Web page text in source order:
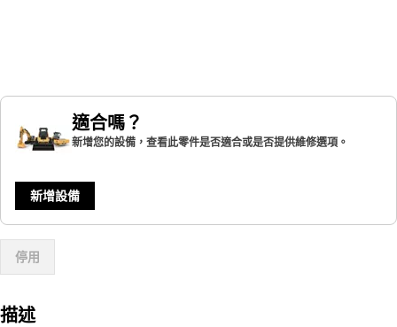
適合嗎？
新增您的設備，查看此零件是否適合或是否提供維修選項。
新增設備
停用
描述